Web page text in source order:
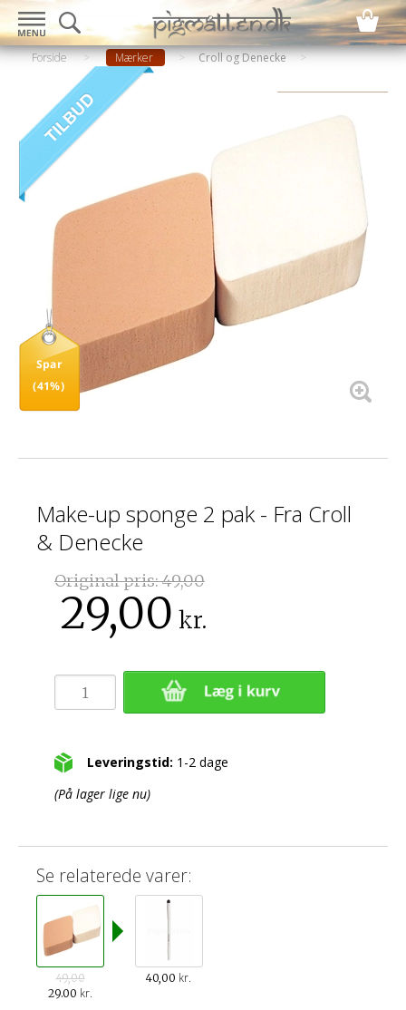
Forside > Mærker > Croll og Denecke
Spar
(41%)
Make-up sponge 2 pak - Fra Croll
& Denecke
Original pris:49,00
29,00 kr.
Leveringstid: 1-2 dage
(På lager lige nu)
Se relaterede varer:
49,00
29.00 kr.
40,00 kr.